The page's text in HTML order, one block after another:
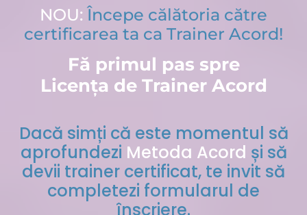
NOU: Începe călătoria către
certificarea ta ca Trainer Acord!
Fă primul pas spre
Licența de Trainer Acord
Dacă simți că este momentul să
aprofundezi Metoda Acord și să
devii trainer certificat, te invit să
completezi formularul de
înscriere.